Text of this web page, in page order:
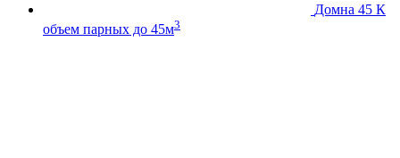
Домна 45 К
объем парных до 45м3